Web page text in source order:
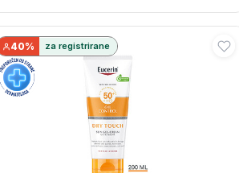
40% za registrirane